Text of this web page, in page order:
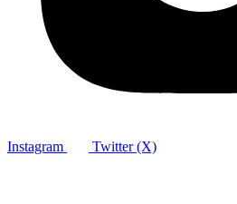
Instagram Twitter (X)